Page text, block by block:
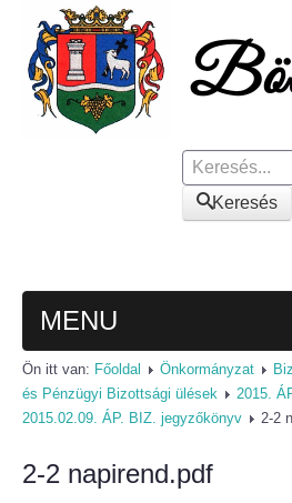
Keresés
Keresés
MENU
FŐOLDAL
Polgármesteri köszöntő
Ön itt van: Főoldal Önkormányzat
és Pénzügyi Bizottsági ülések
2015.
2015.02.09. ÁP. BIZ. jegyzőkönyv
2-2
2-2 napirend.pdf